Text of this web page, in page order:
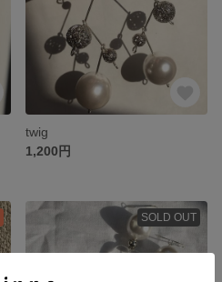
twig
1,200円
SOLD OUT